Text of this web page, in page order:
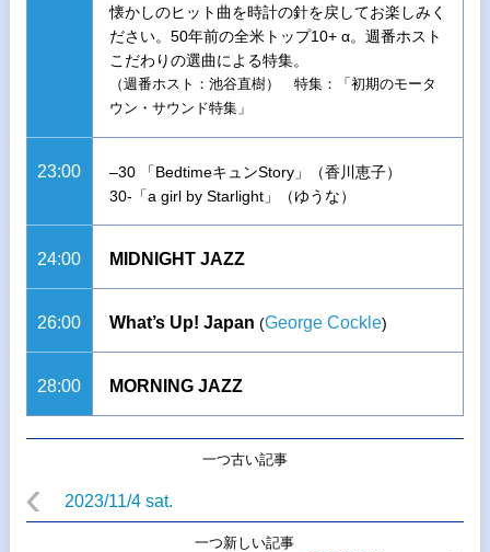
懐かしのヒット曲を時計の針を戻してお楽しみく
ださい。50年前の全米トップ10+ α。週番ホスト
こだわりの選曲による特集。
（週番ホスト：池谷直樹） 特集：「初期のモータ
ウン・サウンド特集」
23:00
–30 「BedtimeキュンStory」（香川恵子）
30-「a girl by Starlight」（ゆうな）
24:00 MIDNIGHT JAZZ
26:00 What’s Up! Japan (George Cockle)
28:00 MORNING JAZZ
一つ古い記事
2023/11/4 sat.
一つ新しい記事